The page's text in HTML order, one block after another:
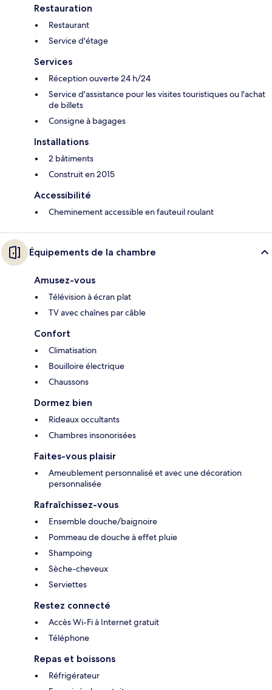
Restauration
Restaurant
Service d'étage
Services
Réception ouverte 24 h/24
Service d'assistance pour les visites touristiques ou l'achat
de billets
Consigne à bagages
Installations
2 bâtiments
Construit en 2015
Accessibilité
Cheminement accessible en fauteuil roulant
Équipements de la chambre
Amusez-vous
Télévision à écran plat
TV avec chaînes par câble
Confort
Climatisation
Bouilloire électrique
Chaussons
Dormez bien
Rideaux occultants
Chambres insonorisées
Faites-vous plaisir
Ameublement personnalisé et avec une décoration
personnalisée
Rafraîchissez-vous
Ensemble douche/baignoire
Pommeau de douche à effet pluie
Shampoing
Sèche-cheveux
Serviettes
Restez connecté
Accès Wi-Fi à Internet gratuit
Téléphone
Repas et boissons
Réfrigérateur